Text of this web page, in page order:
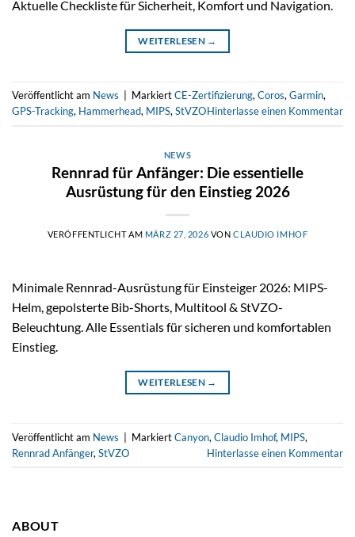
Aktuelle Checkliste für Sicherheit, Komfort und Navigation.
WEITERLESEN →
Veröffentlicht am News MarkiertCE-Zertifizierung, Coros, Garmin,
GPS-Tracking, Hammerhead, MIPS, StVZOHinterlasse einen Kommentar
NEWS
Rennrad für Anfänger: Die essentielle
Ausrüstung für den Einstieg 2026
VERÖFFENTLICHT AM MÄRZ 27, 2026 VON CLAUDIO IMHOF
Minimale Rennrad-Ausrüstung für Einsteiger 2026: MIPS-
Helm, gepolsterte Bib-Shorts, Multitool & StVZO-
Beleuchtung. Alle Essentials für sicheren und komfortablen
Einstieg.
WEITERLESEN →
Veröffentlicht am News MarkiertCanyon, Claudio Imhof, MIPS,
Rennrad Anfänger, StVZO Hinterlasse einen Kommentar
ABOUT